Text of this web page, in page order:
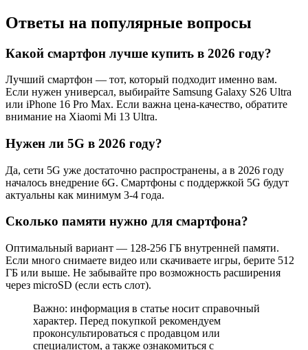
Ответы на популярные вопросы
Какой смартфон лучше купить в 2026 году?
Лучший смартфон — тот, который подходит именно вам.
Если нужен универсал, выбирайте Samsung Galaxy S26 Ultra
или iPhone 16 Pro Max. Если важна цена-качество, обратите
внимание на Xiaomi Mi 13 Ultra.
Нужен ли 5G в 2026 году?
Да, сети 5G уже достаточно распространены, а в 2026 году
началось внедрение 6G. Смартфоны с поддержкой 5G будут
актуальны как минимум 3-4 года.
Сколько памяти нужно для смартфона?
Оптимальный вариант — 128-256 ГБ внутренней памяти.
Если много снимаете видео или скачиваете игры, берите 512
ГБ или выше. Не забывайте про возможность расширения
через microSD (если есть слот).
Важно: информация в статье носит справочный
характер. Перед покупкой рекомендуем
проконсультироваться с продавцом или
специалистом, а также ознакомиться с